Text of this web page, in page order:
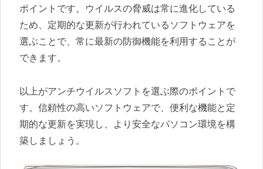
ポイントです。ウイルスの脅威は常に進化している
ため、定期的な更新が行われているソフトウェアを
選ぶことで、常に最新の防御機能を利用することが
できます。
以上がアンチウイルスソフトを選ぶ際のポイントで
す。信頼性の高いソフトウェアで、便利な機能と定
期的な更新を実現し、より安全なパソコン環境を構
築しましょう。